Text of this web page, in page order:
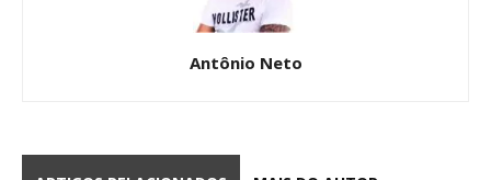
Antônio Neto